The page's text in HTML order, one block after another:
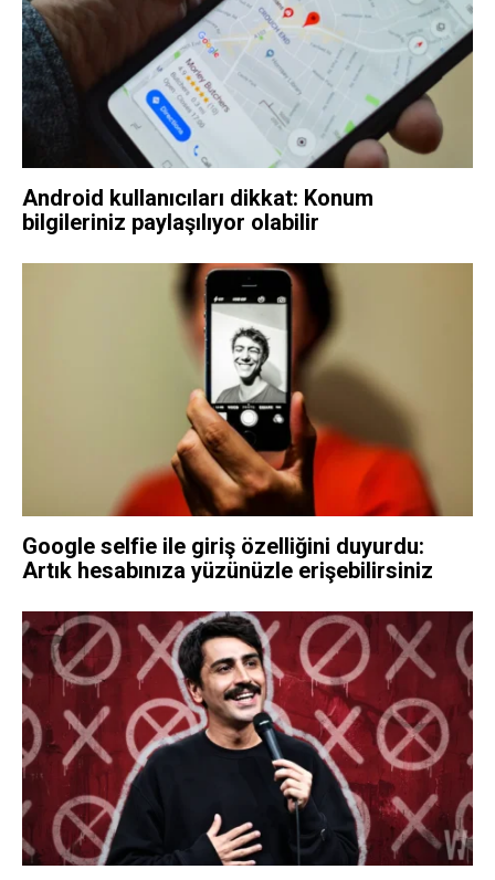
Android kullanıcıları dikkat: Konum
bilgileriniz paylaşılıyor olabilir
Google selfie ile giriş özelliğini duyurdu:
Artık hesabınıza yüzünüzle erişebilirsiniz